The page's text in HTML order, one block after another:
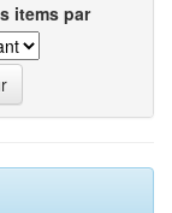
items par